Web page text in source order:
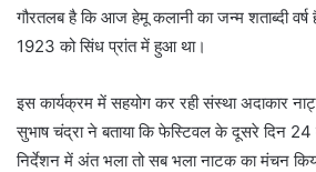
गौरतलब है कि आज हेमू कलानी का जन्म शताब्दी
1923 को सिंध प्रांत में हुआ था।
इस कार्यक्रम में सहयोग कर रही संस्था अदाकार
सुभाष चंद्रा ने बताया कि फेस्टिवल के दूसरे दिन 24
निर्देशन में अंत भला तो सब भला नाटक का मंचन